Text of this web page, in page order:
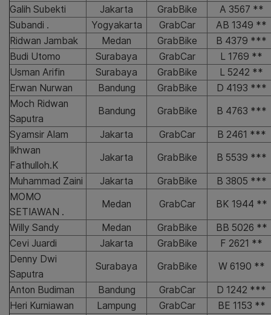
Galih Subekti Jakarta GrabBike
A 3567 **
Subandi .
Yogyakarta GrabCar
AB 1349 **
Ridwan Jambak
Medan GrabBike
B 4379 ***
Budi Utomo
Surabaya GrabCar
L 1769 **
Usman Arifin
Surabaya GrabBike
L 5242 **
Erwan Nurwan
Bandung GrabBike
D 4193 ***
Moch Ridwan
Saputra
Bandung GrabBike B 4763 ***
Syamsir Alam Jakarta GrabCar
B 2461 ***
Ikhwan
Fathulloh.K
Jakarta GrabBike B 5539 ***
Muhammad Zaini Jakarta GrabBike
B 3805 ***
MOMO
SETIAWAN .
Medan GrabCar BK 1944 **
Willy Sandy Medan GrabBike
BB 5026 **
Cevi Juardi
Jakarta GrabBike
F 2621 **
Denny Dwi
Saputra
Surabaya GrabBike W 6190 **
Anton Budiman Bandung GrabCar
D 1242 ***
Heri Kurniawan
Lampung GrabCar
BE 1153 **